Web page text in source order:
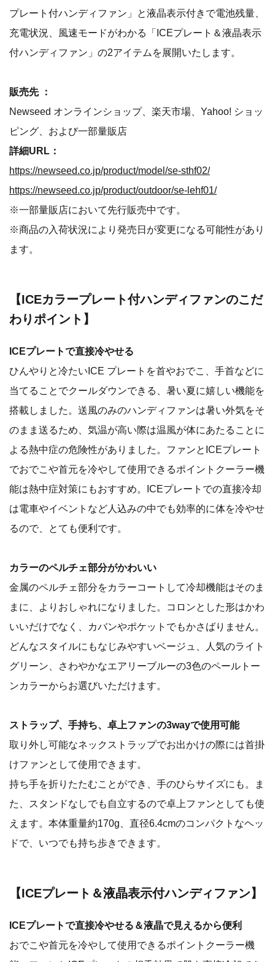
プレート付ハンディファン」と液晶表示付きで電池残量、
充電状況、風速モードがわかる「ICEプレート＆液晶表示
付ハンディファン」の2アイテムを展開いたします。
販売先 ：
Newseed オンラインショップ、楽天市場、Yahoo! ショッ
ピング、および一部量販店
詳細URL：
https://newseed.co.jp/product/model/se-sthf02/
https://newseed.co.jp/product/outdoor/se-lehf01/
※一部量販店において先行販売中です。
※商品の入荷状況により発売日が変更になる可能性があり
ます。
【ICEカラープレート付ハンディファンのこだ
わりポイント】
ICEプレートで直接冷やせる
ひんやりと冷たいICE プレートを首やおでこ、手首などに
当てることでクールダウンできる、暑い夏に嬉しい機能を
搭載しました。送風のみのハンディファンは暑い外気をそ
のまま送るため、気温が高い際は温風が体にあたることに
よる熱中症の危険性がありました。ファンとICEプレート
でおでこや首元を冷やして使用できるポイントクーラー機
能は熱中症対策にもおすすめ。ICEプレートでの直接冷却
は電車やイベントなど人込みの中でも効率的に体を冷やせ
るので、とても便利です。
カラーのペルチェ部分がかわいい
金属のペルチェ部分をカラーコートして冷却機能はそのま
まに、よりおしゃれになりました。コロンとした形はかわ
いいだけでなく、カバンやポケットでもかさばりません。
どんなスタイルにもなじみやすいベージュ、人気のライト
グリーン、さわやかなエアリーブルーの3色のペールトー
ンカラーからお選びいただけます。
ストラップ、手持ち、卓上ファンの3wayで使用可能
取り外し可能なネックストラップでお出かけの際には首掛
けファンとして使用できます。
持ち手を折りたたむことができ、手のひらサイズにも。ま
た、スタンドなしでも自立するので卓上ファンとしても使
えます。本体重量約170g、直径6.4cmのコンパクトなヘッ
ドで、いつでも持ち歩きできます。
【ICEプレート＆液晶表示付ハンディファン】
ICEプレートで直接冷やせる＆液晶で見えるから便利
おでこや首元を冷やして使用できるポイントクーラー機